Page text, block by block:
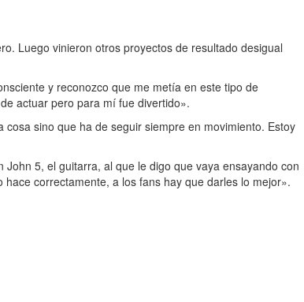
Luego vinieron otros proyectos de resultado desigual
y reconozco que me metía en este tipo de
actuar pero para mí fue divertido».
sino que ha de seguir siempre en movimiento. Estoy
5, el guitarra, al que le digo que vaya ensayando con
correctamente, a los fans hay que darles lo mejor».